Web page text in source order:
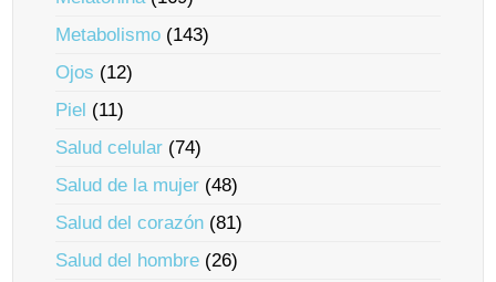
Metabolismo (143)
Ojos (12)
Piel (11)
Salud celular (74)
Salud de la mujer (48)
Salud del corazón (81)
Salud del hombre (26)